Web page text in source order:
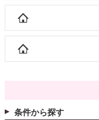
条件から探す